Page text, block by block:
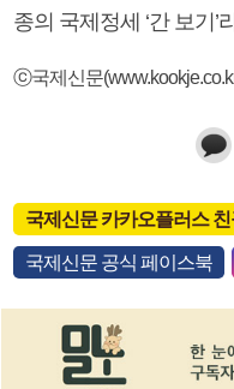
종의 국제정세 ‘간 보기’
ⓒ국제신문
국제신문 카카오플러스
국제신문 공식 페이스북